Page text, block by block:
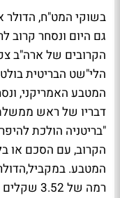
גם היום ונסחר קרוב
הקרובים של ארה"ב
דבריו של ראש ממשלת
"בריטניה הולכת
הקרוב, עם הסכם או
המטבע.
רמה של 3.52 שקלים לדולר.